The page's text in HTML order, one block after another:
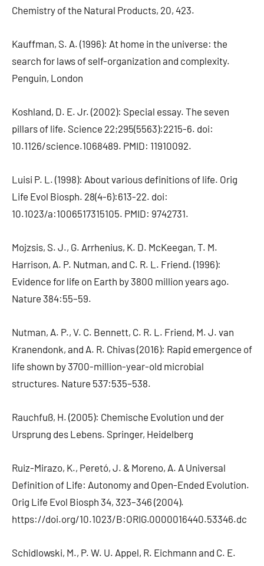
Chemistry of the Natural Products, 20, 423.
Kauffman, S. A. (1996): At home in the universe: the
search for laws of self-organization and complexity.
Penguin, London
Koshland, D. E. Jr. (2002): Special essay. The seven
pillars of life. Science 22;295(5563):2215-6. doi:
10.1126/science.1068489. PMID: 11910092.
Luisi P. L. (1998): About various definitions of life. Orig
Life Evol Biosph. 28(4-6):613-22. doi:
10.1023/a:1006517315105. PMID: 9742731.
Mojzsis, S. J., G. Arrhenius, K. D. McKeegan, T. M.
Harrison, A. P. Nutman, and C. R. L. Friend. (1996):
Evidence for life on Earth by 3800 million years ago.
Nature 384:55–59.
Nutman, A. P., V. C. Bennett, C. R. L. Friend, M. J. van
Kranendonk, and A. R. Chivas (2016): Rapid emergence of
life shown by 3700-million-year-old microbial
structures. Nature 537:535–538.
Rauchfuß, H. (2005): Chemische Evolution und der
Ursprung des Lebens. Springer, Heidelberg
Ruiz-Mirazo, K., Peretó, J. & Moreno, A. A Universal
Definition of Life: Autonomy and Open-Ended Evolution.
Orig Life Evol Biosph 34, 323–346 (2004).
https://doi.org/10.1023/B:ORIG.0000016440.53346.dc
Schidlowski, M., P. W. U. Appel, R. Eichmann and C. E.